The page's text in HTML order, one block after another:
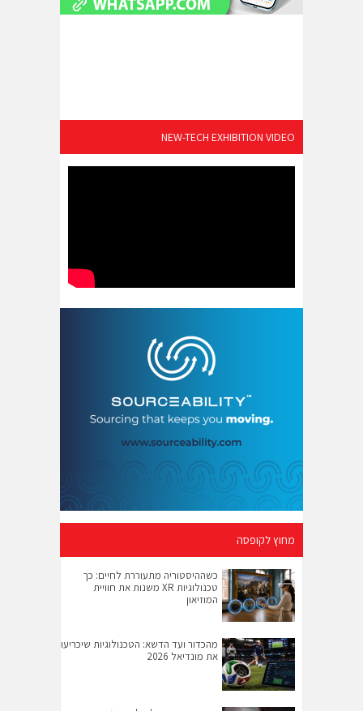
NEW-TECH EXHIBITION VIDEO
מחוץ לקופסה
כשההיסטוריה מתעוררת לחיים: כך
טכנולוגיות XR משנות את חוויית
המוזיאון
מהכדור ועד הדשא: הטכנולוגיות שיכריעו
את מונדיאל 2026